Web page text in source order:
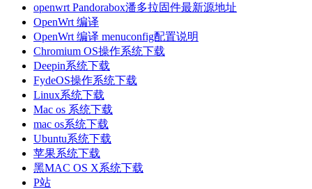
openwrt Pandorabox潘多拉固件最新源地址
OpenWrt 编译
OpenWrt 编译 menuconfig配置说明
Chromium OS操作系统下载
Deepin系统下载
FydeOS操作系统下载
Linux系统下载
Mac os 系统下载
mac os系统下载
Ubuntu系统下载
苹果系统下载
黑MAC OS X系统下载
P站